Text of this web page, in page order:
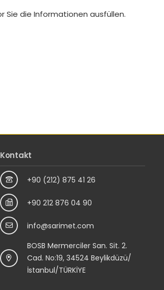
Sie die Informationen ausfüllen.
Kontakt
+90 (212) 875 41 26
+90 212 876 04 90
info@sarimet.com
BOSB Mermerciler San. Sit. 2.
Cad. No:19, 34524 Beylikdüzü/
İstanbul/TÜRKİYE